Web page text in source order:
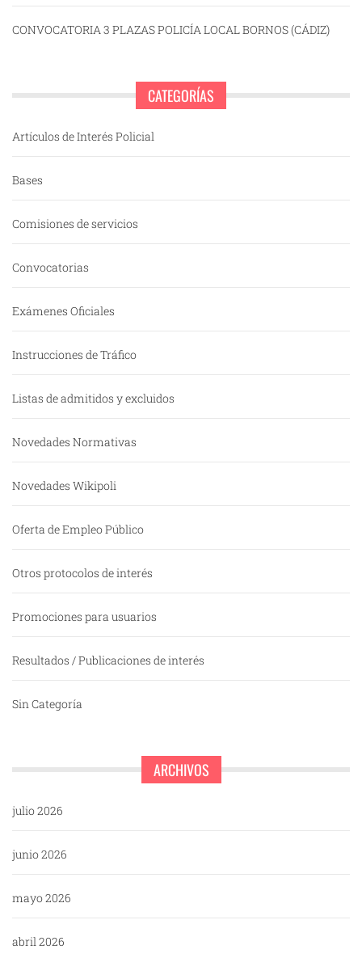
CONVOCATORIA 3 PLAZAS POLICÍA LOCAL BORNOS (CÁDIZ)
CATEGORÍAS
Artículos de Interés Policial
Bases
Comisiones de servicios
Convocatorias
Exámenes Oficiales
Instrucciones de Tráfico
Listas de admitidos y excluidos
Novedades Normativas
Novedades Wikipoli
Oferta de Empleo Público
Otros protocolos de interés
Promociones para usuarios
Resultados / Publicaciones de interés
Sin Categoría
ARCHIVOS
julio 2026
junio 2026
mayo 2026
abril 2026